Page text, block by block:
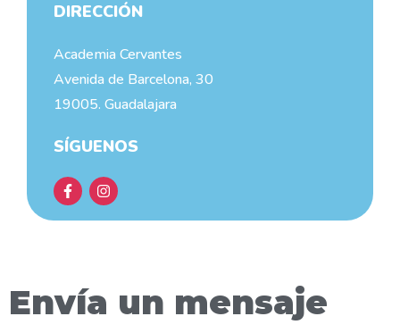
DIRECCIÓN
Academia Cervantes
Avenida de Barcelona, 30
19005. Guadalajara
SÍGUENOS
Envía un mensaje